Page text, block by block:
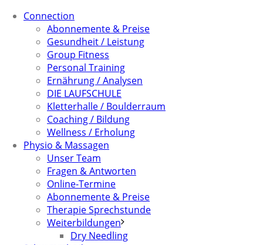
Connection
Abonnemente & Preise
Gesundheit / Leistung
Group Fitness
Personal Training
Ernährung / Analysen
DIE LAUFSCHULE
Kletterhalle / Boulderraum
Coaching / Bildung
Wellness / Erholung
Physio & Massagen
Unser Team
Fragen & Antworten
Online-Termine
Abonnemente & Preise
Therapie Sprechstunde
Weiterbildungen
Dry Needling